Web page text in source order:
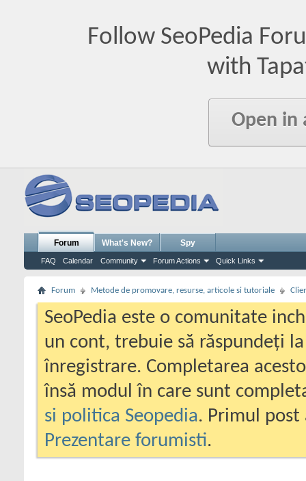
Follow SeoPedia
with
Open in
Forum
FAQ Calendar Community Forum Actions Quick Links
What's New? Spy
Forum Metode de promovare, resurse, articole si tutoriale
SeoPedia este o comunitate
un cont, trebuie să răspundeți
înregistrare. Completarea
însă modul în care sunt
si politica Seopedia. Primul
Prezentare forumisti.